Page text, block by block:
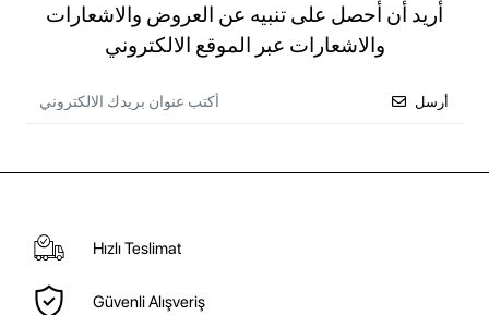
أريد أن أحصل على تنبيه عن العروض والاشعارات
والاشعارات عبر الموقع الالكتروني
أرسل
Hızlı Teslimat
Güvenli Alışveriş